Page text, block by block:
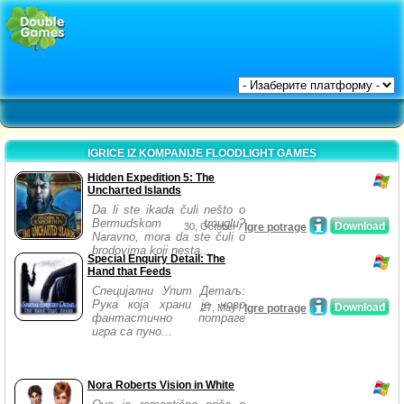
IGRICE IZ KOMPANIJE FLOODLIGHT GAMES
Hidden Expedition 5: The
Uncharted Islands
Da li ste ikada čuli nešto o
Bermudskom trouglu?
Naravno, mora da ste čuli o
brodovima koji nesta...
Download
30, October / Igre potrage
Special Enquiry Detail: The
Hand that Feeds
Специјални Упит Детаљ:
Рука која храни је ново
фантастично потраге
игра са пуно...
Download
27, May /Igre potrage
Nora Roberts Vision in White